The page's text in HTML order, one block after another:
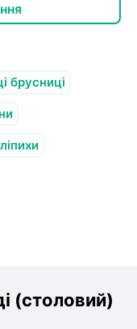
брусниці
(столовий)